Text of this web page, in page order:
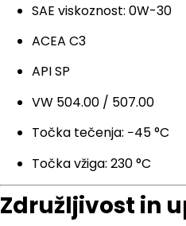
SAE viskoznost: 0W-30
ACEA C3
API SP
VW 504.00 / 507.00
Točka tečenja: −45 °C
Točka vžiga: 230 °C
Združljivost in